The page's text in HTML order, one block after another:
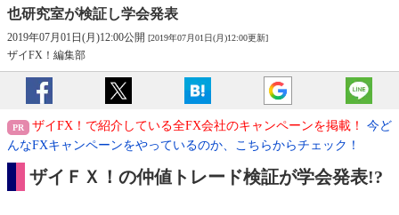
也研究室が検証し学会発表
2019年07月01日(月)12:00公開 [2019年07月01日(月)12:00更新]
ザイFX！編集部
ザイFX！で紹介している全FX会社のキャンペーンを掲載！
今ど
んなFXキャンペーンをやっているのか、こちらからチェック！
ザイＦＸ！の仲値トレード検証が学会発表!?